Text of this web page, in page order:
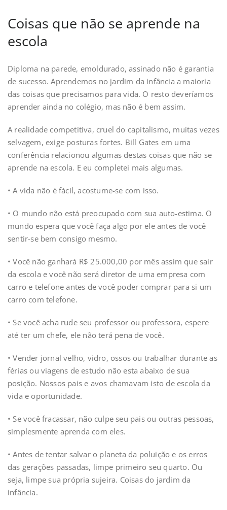
Coisas que não se aprende na
escola
Diploma na parede, emoldurado, assinado não é garantia
de sucesso. Aprendemos no jardim da infância a maioria
das coisas que precisamos para vida. O resto deveríamos
aprender ainda no colégio, mas não é bem assim.
A realidade competitiva, cruel do capitalismo, muitas vezes
selvagem, exige posturas fortes. Bill Gates em uma
conferência relacionou algumas destas coisas que não se
aprende na escola. E eu completei mais algumas.
• A vida não é fácil, acostume-se com isso.
• O mundo não está preocupado com sua auto-estima. O
mundo espera que você faça algo por ele antes de você
sentir-se bem consigo mesmo.
• Você não ganhará R$ 25.000,00 por mês assim que sair
da escola e você não será diretor de uma empresa com
carro e telefone antes de você poder comprar para si um
carro com telefone.
• Se você acha rude seu professor ou professora, espere
até ter um chefe, ele não terá pena de você.
• Vender jornal velho, vidro, ossos ou trabalhar durante as
férias ou viagens de estudo não esta abaixo de sua
posição. Nossos pais e avos chamavam isto de escola da
vida e oportunidade.
• Se você fracassar, não culpe seu pais ou outras pessoas,
simplesmente aprenda com eles.
• Antes de tentar salvar o planeta da poluição e os erros
das gerações passadas, limpe primeiro seu quarto. Ou
seja, limpe sua própria sujeira. Coisas do jardim da
infância.